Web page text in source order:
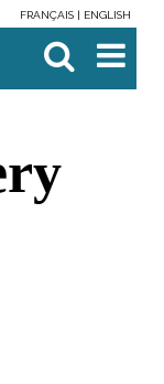
FRANÇAIS ENGLISH

avancée…